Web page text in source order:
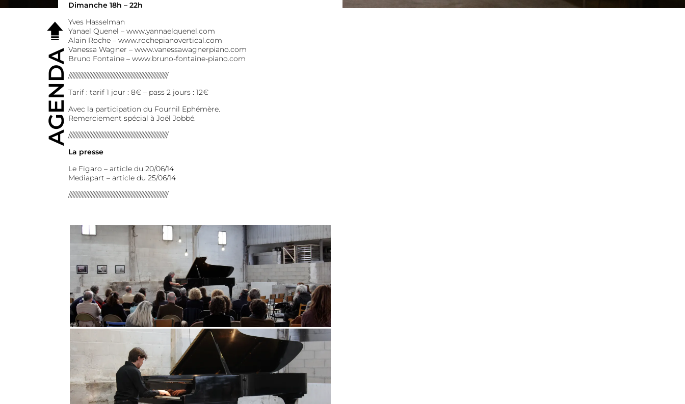
Dimanche 18h – 22h
Yves Hasselman
Yanael Quenel – www.yannaelquenel.com
Alain Roche – www.rochepianovertical.com
Vanessa Wagner – www.vanessawagnerpiano.com
Bruno Fontaine – www.bruno-fontaine-piano.com
/////////////////////////////////////////////////////////////////
Tarif : tarif 1 jour : 8€ – pass 2 jours : 12€
Avec la participation du Fournil Ephémère.
Remerciement spécial à Joël Jobbé.
/////////////////////////////////////////////////////////////////
La presse
Le Figaro – article du 20/06/14
Mediapart – article du 25/06/14
/////////////////////////////////////////////////////////////////
AGENDA